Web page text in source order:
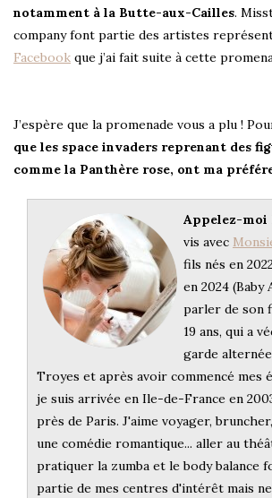
notamment à la Butte-aux-Cailles.
company font partie des artistes
Facebook que j’ai fait suite à cette
J’espère que la promenade vous a plu !
que les space invaders reprenant des
comme la Panthère rose, ont ma
Appelez-moi
vis avec
fils nés en
en 2024 (Baby
parler de son
19 ans, qui a
garde
Troyes et après avoir commencé mes
je suis arrivée en Ile-de-France en
près de Paris. J'aime voyager,
une comédie romantique... aller au
pratiquer la zumba et le body balance
partie de mes centres d'intérêt mais